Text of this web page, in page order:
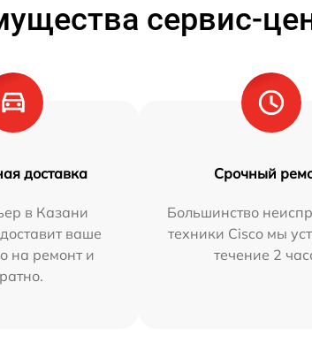
сервис-
доставка
в Казани
ваше
на ремонт и
Срочный
Большинство
техники Cisco мы
течение 2